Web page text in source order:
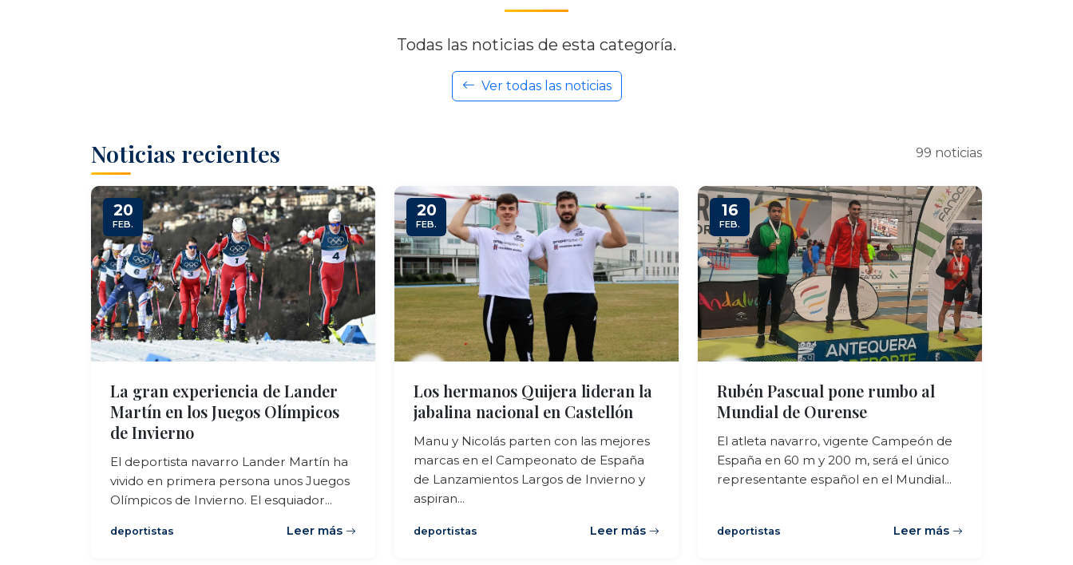
Todas las noticias de esta categoría.
Ver todas las noticias
Noticias recientes 99 noticias
20
FEB.
La gran experiencia de Lander
Martín en los Juegos Olímpicos
de Invierno
El deportista navarro Lander Martín ha
vivido en primera persona unos Juegos
Olímpicos de Invierno. El esquiador...
deportistas Leer más
20
FEB.
Los hermanos Quijera lideran la
jabalina nacional en Castellón
Manu y Nicolás parten con las mejores
marcas en el Campeonato de España
de Lanzamientos Largos de Invierno y
aspiran...
deportistas Leer más
16
FEB.
Rubén Pascual pone rumbo al
Mundial de Ourense
El atleta navarro, vigente Campeón de
España en 60 m y 200 m, será el único
representante español en el Mundial...
deportistas Leer más